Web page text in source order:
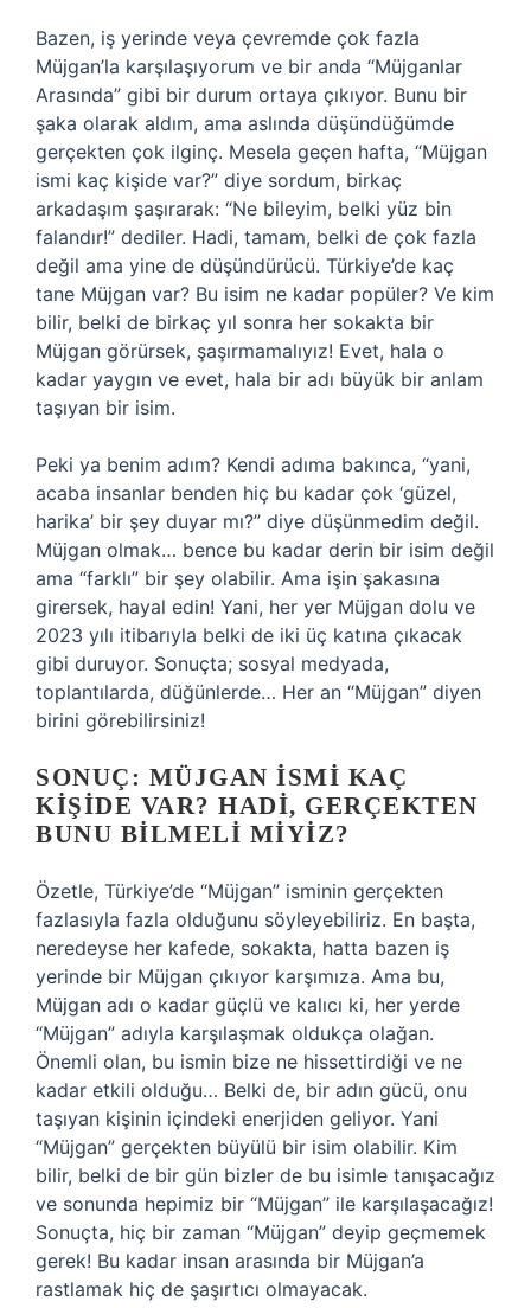
Bazen, iş yerinde veya çevremde çok fazla
Müjgan’la karşılaşıyorum ve bir anda “Müjganlar
Arasında” gibi bir durum ortaya çıkıyor. Bunu bir
şaka olarak aldım, ama aslında düşündüğümde
gerçekten çok ilginç. Mesela geçen hafta, “Müjgan
ismi kaç kişide var?” diye sordum, birkaç
arkadaşım şaşırarak: “Ne bileyim, belki yüz bin
falandır!” dediler. Hadi, tamam, belki de çok fazla
değil ama yine de düşündürücü. Türkiye’de kaç
tane Müjgan var? Bu isim ne kadar popüler? Ve kim
bilir, belki de birkaç yıl sonra her sokakta bir
Müjgan görürsek, şaşırmamalıyız! Evet, hala o
kadar yaygın ve evet, hala bir adı büyük bir anlam
taşıyan bir isim.
Peki ya benim adım? Kendi adıma bakınca, “yani,
acaba insanlar benden hiç bu kadar çok ‘güzel,
harika’ bir şey duyar mı?” diye düşünmedim değil.
Müjgan olmak… bence bu kadar derin bir isim değil
ama “farklı” bir şey olabilir. Ama işin şakasına
girersek, hayal edin! Yani, her yer Müjgan dolu ve
2023 yılı itibarıyla belki de iki üç katına çıkacak
gibi duruyor. Sonuçta; sosyal medyada,
toplantılarda, düğünlerde… Her an “Müjgan” diyen
birini görebilirsiniz!
SONUÇ: MÜJGAN İSMI KAÇ
KIŞIDE VAR? HADI, GERÇEKTEN
BUNU BILMELI MIYIZ?
Özetle, Türkiye’de “Müjgan” isminin gerçekten
fazlasıyla fazla olduğunu söyleyebiliriz. En başta,
neredeyse her kafede, sokakta, hatta bazen iş
yerinde bir Müjgan çıkıyor karşımıza. Ama bu,
Müjgan adı o kadar güçlü ve kalıcı ki, her yerde
“Müjgan” adıyla karşılaşmak oldukça olağan.
Önemli olan, bu ismin bize ne hissettirdiği ve ne
kadar etkili olduğu… Belki de, bir adın gücü, onu
taşıyan kişinin içindeki enerjiden geliyor. Yani
“Müjgan” gerçekten büyülü bir isim olabilir. Kim
bilir, belki de bir gün bizler de bu isimle tanışacağız
ve sonunda hepimiz bir “Müjgan” ile karşılaşacağız!
Sonuçta, hiç bir zaman “Müjgan” deyip geçmemek
gerek! Bu kadar insan arasında bir Müjgan’a
rastlamak hiç de şaşırtıcı olmayacak.